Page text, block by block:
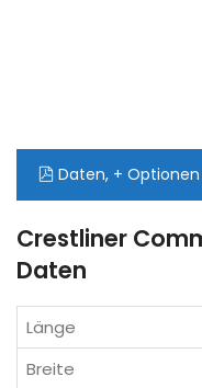
Daten, + Optionen
Crestliner
Daten
Länge
Breite